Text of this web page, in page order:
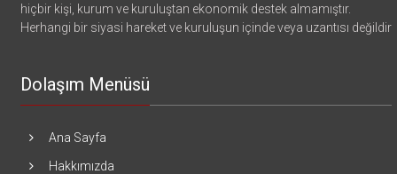
hiçbir kişi, kurum ve kuruluştan ekonomik destek almamıştır.
Herhangi bir siyasi hareket ve kuruluşun içinde veya uzantısı değildir
Dolaşım Menüsü
Ana Sayfa
Hakkımızda